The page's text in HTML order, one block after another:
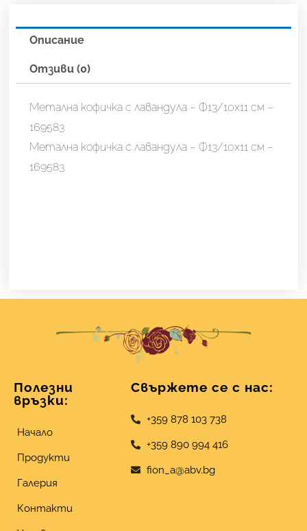
с
лавандула
Ф13/10х11
169583
Описание
Отзиви (0)
Метална кофичка с лавандула – Ф13/10х11 см –
169583
Метална кофичка с лавандула – Ф13/10х11 см –
169583
Полезни
връзки:
Начало
Продукти
Галерия
Контакти
Свържете се с нас:
+359 878 103 738
+359 890 994 416
fion_a@abv.bg